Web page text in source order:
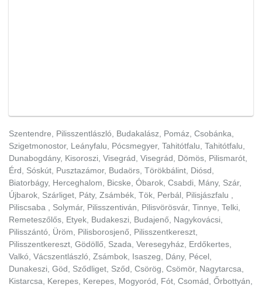
Szentendre, Pilisszentlászló, Budakalász, Pomáz, Csobánka,
Szigetmonostor, Leányfalu, Pócsmegyer, Tahitótfalu, Tahitótfalu,
Dunabogdány, Kisoroszi, Visegrád, Visegrád, Dömös, Pilismarót,
Érd, Sóskút, Pusztazámor, Budaörs, Törökbálint, Diósd,
Biatorbágy, Herceghalom, Bicske, Óbarok, Csabdi, Mány, Szár,
Újbarok, Szárliget, Páty, Zsámbék, Tök, Perbál, Pilisjászfalu ,
Piliscsaba , Solymár, Pilisszentiván, Pilisvörösvár, Tinnye, Telki,
Remeteszőlős, Etyek, Budakeszi, Budajenő, Nagykovácsi,
Pilisszántó, Üröm, Pilisborosjenő, Pilisszentkereszt,
Pilisszentkereszt, Gödöllő, Szada, Veresegyház, Erdőkertes,
Valkó, Vácszentlászló, Zsámbok, Isaszeg, Dány, Pécel,
Dunakeszi, Göd, Sződliget, Sződ, Csörög, Csömör, Nagytarcsa,
Kistarcsa, Kerepes, Kerepes, Mogyoród, Fót, Csomád, Őrbottyán,